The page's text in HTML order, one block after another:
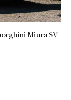
Miura SV